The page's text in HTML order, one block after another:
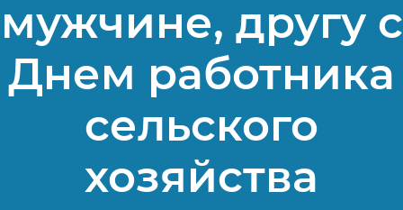
мужчине, другу с
Днем работника
сельского
хозяйства